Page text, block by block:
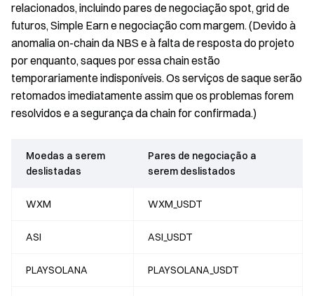
relacionados, incluindo pares de negociação spot, grid de
futuros, Simple Earn e negociação com margem. (Devido à
anomalia on-chain da NBS e à falta de resposta do projeto
por enquanto, saques por essa chain estão
temporariamente indisponíveis. Os serviços de saque serão
retomados imediatamente assim que os problemas forem
resolvidos e a segurança da chain for confirmada.)
Moedas a serem
deslistadas
Pares de negociação a
serem deslistados
WXM WXM_USDT
ASI ASI_USDT
PLAYSOLANA PLAYSOLANA_USDT